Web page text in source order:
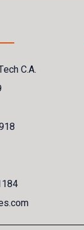
C.A.